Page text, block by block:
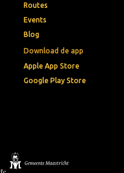
Download de app
Apple App Store
Google Play Store
Routes
Events
Blog